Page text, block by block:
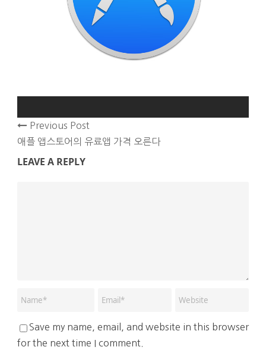
Previous Post
애플 앱스토어의 유료앱 가격 오른다
LEAVE A REPLY
Save my name, email, and website in this browser
for the next time I comment.